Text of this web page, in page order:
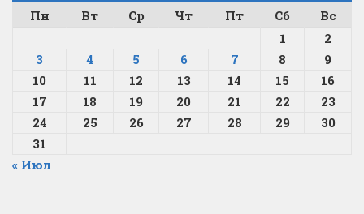
Пн
Вт Ср Чт Пт Сб
Вс
1
2
3
4 5 6 7 8
9
10
11 12 13 14 15
16
17
18 19 20 21 22
23
24
25 26 27 28 29
30
31
« Июл